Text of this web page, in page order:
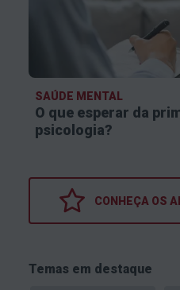
SAÚDE MENTAL
O que esperar da
psicologia?
CONHEÇA OS
Temas em destaque